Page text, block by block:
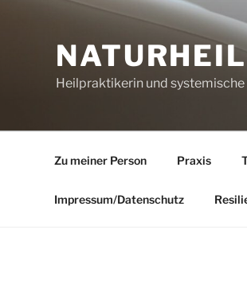
Heilpraktikerin und systemische
Zu meiner Person Praxis
Impressum/Datenschutz